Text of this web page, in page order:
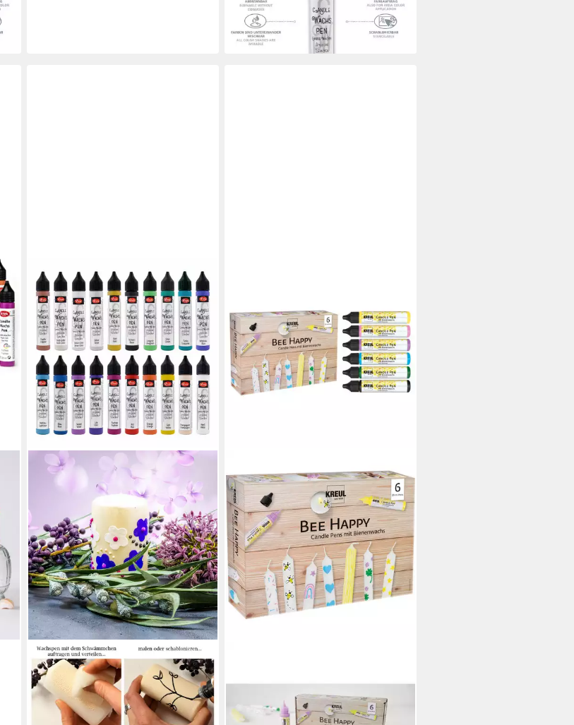
(77,08 €/ 1 l)
-13%
lieferbar - in 2-3 Werktagen bei dir
LM-KREATIV
Kerzenmalfarbe Wachs Pen Set Profi
20er – 20 Farben je 28 ml,
Kerzenstifte-Set, deckend, mischbar,
ab 14,94 €
lieferbar - in 2-3 Werktagen bei dir